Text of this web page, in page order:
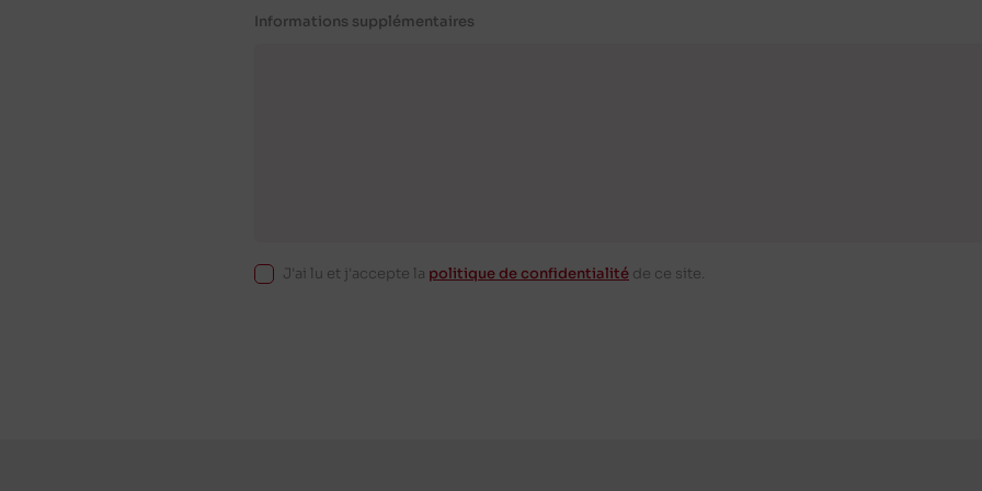
Informations supplémentaires
J'ai lu et j'accepte la politique de confidentialité de ce site.